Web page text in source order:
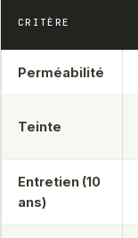
CRITÈRE
Perméabilité
Teinte
Entretien (10
ans)